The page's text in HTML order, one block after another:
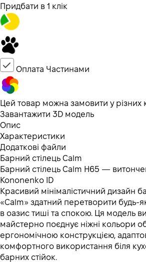
Придбати в 1 клік
Оплата Частинами
Цей товар можна замовити у різних
Завантажити 3D модель
Опис
Характеристики
Додаткові файли
Барний стілець Calm
Барний стілець Calm H65 —
Kononenko ID
Красивий мінімалістичний дизайн
«Calm» здатний перетворити будь-
в оазис тиші та спокою. Ця модель
майстерно поєднує ніжні кольори
ергономічною конструкцією,
комфортного використання біля
барних стійок.